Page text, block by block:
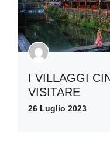
I VILLAGGI
VISITARE
26 Luglio 2023